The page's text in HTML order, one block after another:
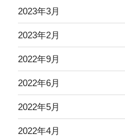
2023年3月
2023年2月
2022年9月
2022年6月
2022年5月
2022年4月